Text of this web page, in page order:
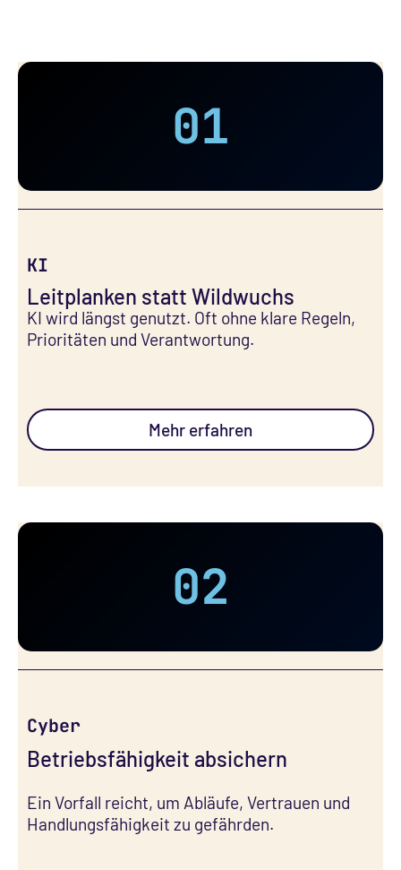
01
KI
Leitplanken statt Wildwuchs
KI wird längst genutzt. Oft ohne klare Regeln,
Prioritäten und Verantwortung.
Mehr erfahren
02
Cyber
Betriebsfähigkeit absichern
Ein Vorfall reicht, um Abläufe, Vertrauen und
Handlungsfähigkeit zu gefährden.